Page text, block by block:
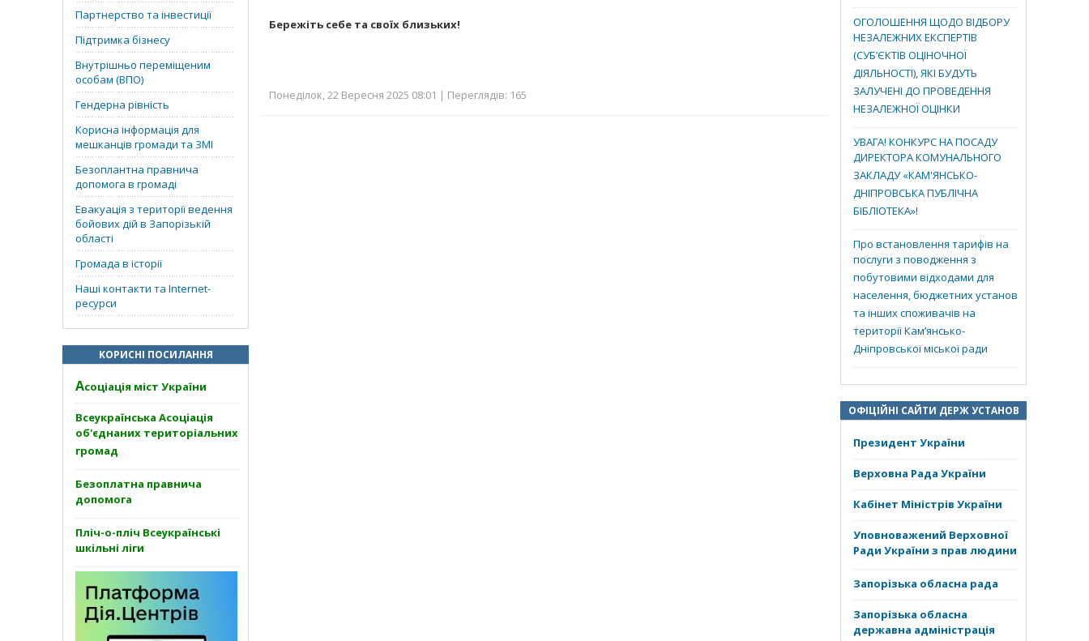
Партнерство та інвестиції
Підтримка бізнесу
Внутрішньо переміщеним
особам (ВПО)
Гендерна рівність
Корисна інформація для
мешканців громади та ЗМІ
Безоплантна правнича
допомога в громаді
Евакуація з території ведення
бойових дій в Запорізькій
області
Громада в історії
Наші контакти та Internet-
ресурси
КОРИСНІ ПОСИЛАННЯ
Асоціація міст України
Всеукраїнська Асоціація
об'єднаних територіальних
громад
Безоплатна правнича
допомога
Пліч-о-пліч Всеукраїнські
шкільні ліги
Бережіть себе та своїх близьких!
Понеділок, 22 Вересня 2025 08:01 | Переглядів: 165
ОГОЛОШЕННЯ ЩОДО ВІДБОРУ
НЕЗАЛЕЖНИХ ЕКСПЕРТІВ
(СУБ’ЄКТІВ ОЦІНОЧНОЇ
ДІЯЛЬНОСТІ), ЯКІ БУДУТЬ
ЗАЛУЧЕНІ ДО ПРОВЕДЕННЯ
НЕЗАЛЕЖНОЇ ОЦІНКИ
УВАГА! КОНКУРС НА ПОСАДУ
ДИРЕКТОРА КОМУНАЛЬНОГО
ЗАКЛАДУ «КАМ'ЯНСЬКО-
ДНІПРОВСЬКА ПУБЛІЧНА
БІБЛІОТЕКА»!
Про встановлення тарифів на
послуги з поводження з
побутовими відходами для
населення, бюджетних установ
та інших споживачів на
території Кам’янсько-
Дніпровської міської ради
ОФІЦІЙНІ САЙТИ ДЕРЖ УСТАНОВ
Президент України
Верховна Рада України
Кабінет Міністрів України
Уповноважений Верховної
Ради України з прав людини
Запорізька обласна рада
Запорізька обласна
державна адміністрація